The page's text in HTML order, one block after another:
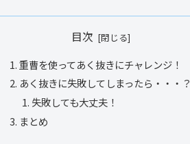
目次
重曹を使ってあく抜きにチャレンジ！
あく抜きに失敗してしまったら・・・？
失敗しても大丈夫！
まとめ